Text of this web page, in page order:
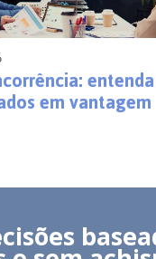
em vantagem